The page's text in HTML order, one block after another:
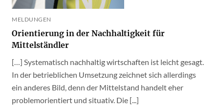
MELDUNGEN
Orientierung in der Nachhaltigkeit für
Mittelständler
[…] Systematisch nachhaltig wirtschaften ist leicht gesagt.
In der betrieblichen Umsetzung zeichnet sich allerdings
ein anderes Bild, denn der Mittelstand handelt eher
problemorientiert und situativ. Die [...]